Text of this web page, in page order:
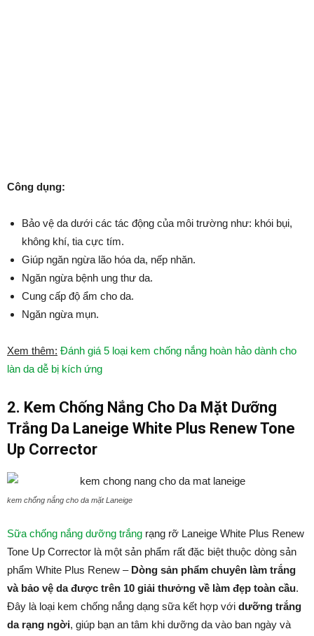
Công dụng:
Bảo vệ da dưới các tác động của môi trường như: khói bụi,
không khí, tia cực tím.
Giúp ngăn ngừa lão hóa da, nếp nhăn.
Ngăn ngừa bệnh ung thư da.
Cung cấp độ ẩm cho da.
Ngăn ngừa mụn.
Xem thêm: Đánh giá 5 loại kem chống nắng hoàn hảo dành cho
làn da dễ bị kích ứng
2. Kem Chống Nắng Cho Da Mặt Dưỡng
Trắng Da Laneige White Plus Renew Tone
Up Corrector
kem chống nắng cho da mặt Laneige
Sữa chống nắng dưỡng trắng rạng rỡ Laneige White Plus Renew
Tone Up Corrector là một sản phẩm rất đặc biệt thuộc dòng sản
phẩm White Plus Renew –Dòng sản phẩm chuyên làm trắng
và bảo vệ da được trên 10 giải thưởng về làm đẹp toàn cầu.
Đây là loại kem chống nắng dạng sữa kết hợp với dưỡng trắng
da rạng ngời, giúp bạn an tâm khi dưỡng da vào ban ngày và